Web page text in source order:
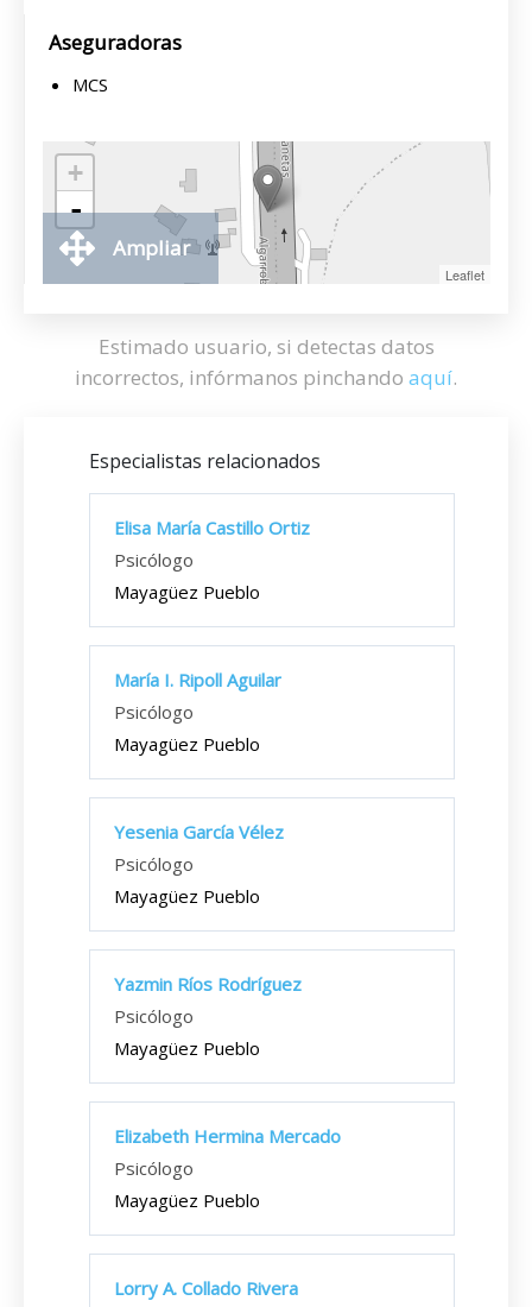
Aseguradoras
MCS
+
-
Leaflet
Ampliar
Estimado usuario, si detectas datos
incorrectos, infórmanos pinchando aquí.
Especialistas relacionados
Elisa María Castillo Ortiz
Psicólogo
Mayagüez Pueblo
María I. Ripoll Aguilar
Psicólogo
Mayagüez Pueblo
Yesenia García Vélez
Psicólogo
Mayagüez Pueblo
Yazmin Ríos Rodríguez
Psicólogo
Mayagüez Pueblo
Elizabeth Hermina Mercado
Psicólogo
Mayagüez Pueblo
Lorry A. Collado Rivera